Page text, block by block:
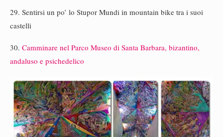
29. Sentirsi un po’ lo Stupor Mundi in mountain bike tra i suoi
castelli
30. Camminare nel Parco Museo di Santa Barbara, bizantino,
andaluso e psichedelico